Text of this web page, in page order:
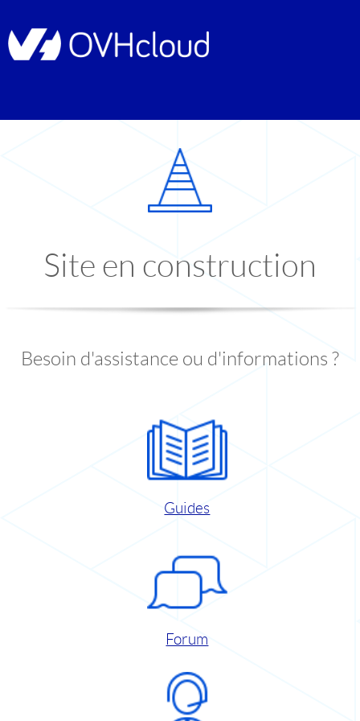
Site en construction
Besoin d'assistance ou d'informations ?
Guides
Forum